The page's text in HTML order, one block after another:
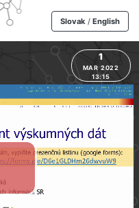
Slovak/ English
1
MAR 2022
13:15